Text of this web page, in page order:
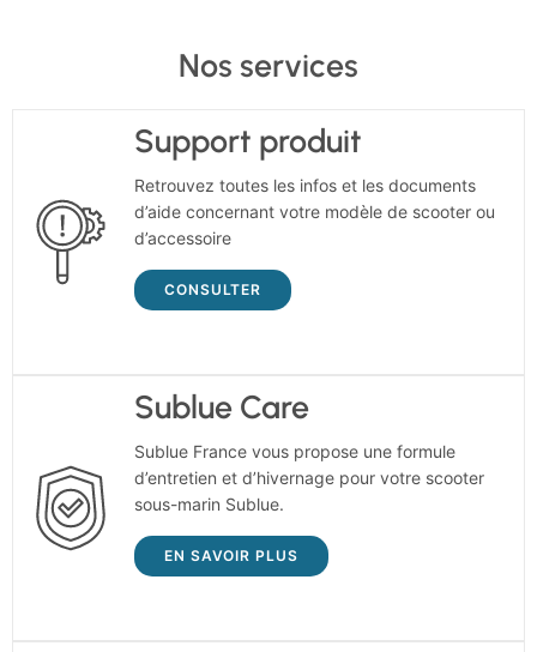
Nos services
Support produit
Retrouvez toutes les infos et les documents
d’aide concernant votre modèle de scooter ou
d’accessoire
CONSULTER
Sublue Care
Sublue France vous propose une formule
d’entretien et d’hivernage pour votre scooter
sous-marin Sublue.
EN SAVOIR PLUS